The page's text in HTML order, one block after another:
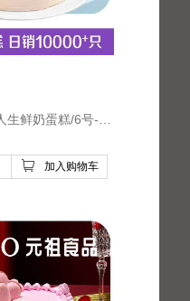
加入购物车